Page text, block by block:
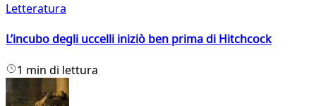
Letteratura
L’incubo degli uccelli iniziò ben prima di Hitchcock
1 min di lettura